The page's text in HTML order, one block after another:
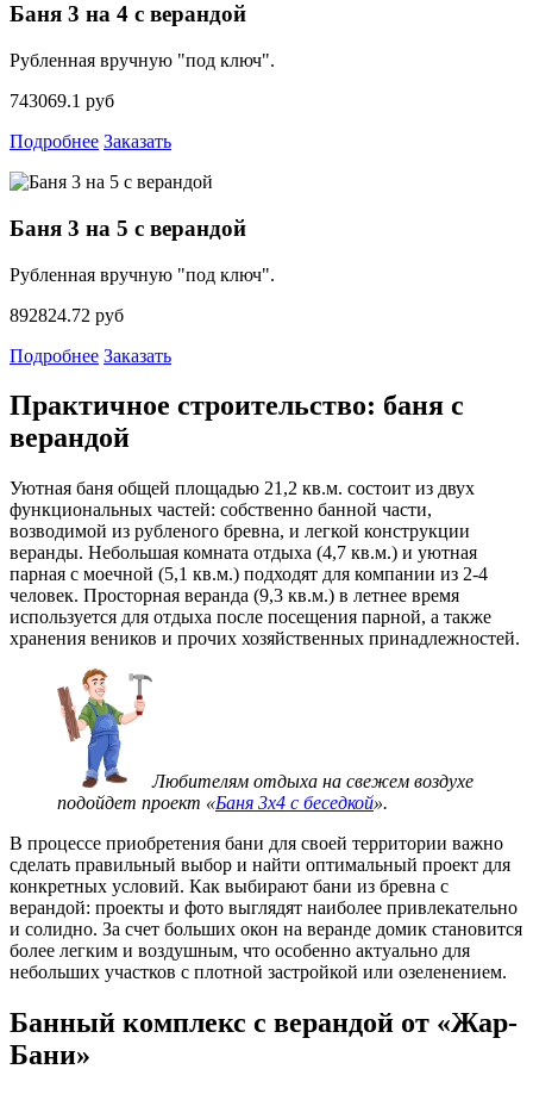
Баня 3 на 4 с верандой
Рубленная вручную "под ключ".
743069.1 руб
Подробнее Заказать
Баня 3 на 5 с верандой
Рубленная вручную "под ключ".
892824.72 руб
Подробнее Заказать
Практичное строительство: баня с
верандой
Уютная баня общей площадью 21,2 кв.м. состоит из двух
функциональных частей: собственно банной части,
возводимой из рубленого бревна, и легкой конструкции
веранды. Небольшая комната отдыха (4,7 кв.м.) и уютная
парная с моечной (5,1 кв.м.) подходят для компании из 2-4
человек. Просторная веранда (9,3 кв.м.) в летнее время
используется для отдыха после посещения парной, а также
хранения веников и прочих хозяйственных принадлежностей.
Любителям отдыха на свежем воздухе
подойдет проект «Баня 3х4 с беседкой».
В процессе приобретения бани для своей территории важно
сделать правильный выбор и найти оптимальный проект для
конкретных условий. Как выбирают бани из бревна с
верандой: проекты и фото выглядят наиболее привлекательно
и солидно. За счет больших окон на веранде домик становится
более легким и воздушным, что особенно актуально для
небольших участков с плотной застройкой или озеленением.
Банный комплекс с верандой от «Жар-
Бани»